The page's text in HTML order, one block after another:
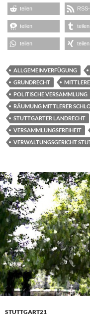
teilen
teilen teilen
teilen teilen
ALLGEMEINVERFÜGUNG
GRUNDRECHT
POLITISCHE VERSAMMLUNG
RÄUMUNG MITTLERER
STUTTGARTER LANDRECHT
VERSAMMLUNGSFREIHEIT
VERWALTUNGSGERICHT
STUTTGART21